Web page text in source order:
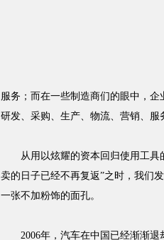
服务；而在一些制造商们的眼中，
研发、采购、生产、物流、营销、服
从用以炫耀的资本回归使用工具
卖的日子已经不再复返”之时，我们
一张不加粉饰的面孔。
2006年，汽车在中国已经渐渐退